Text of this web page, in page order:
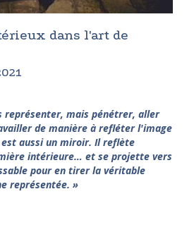
dans l'art de
représenter, mais pénétrer, aller
de manière à refléter l'image
aussi un miroir. Il reflète
intérieure… et se projette vers
pour en tirer la véritable
représentée. »